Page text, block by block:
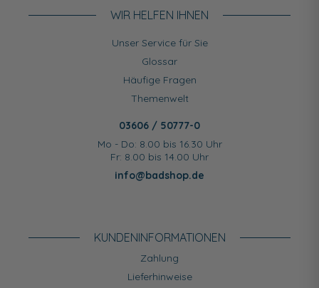
WIR HELFEN IHNEN
Unser Service für Sie
Glossar
Häufige Fragen
Themenwelt
03606 / 50777-0
Mo - Do: 8.00 bis 16.30 Uhr
Fr: 8.00 bis 14.00 Uhr
info@badshop.de
KUNDEN­INFORMATIONEN
Zahlung
Lieferhinweise